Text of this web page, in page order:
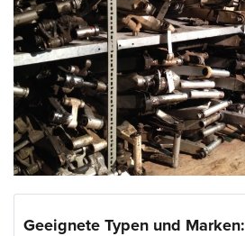
Geeignete Typen und Marken: